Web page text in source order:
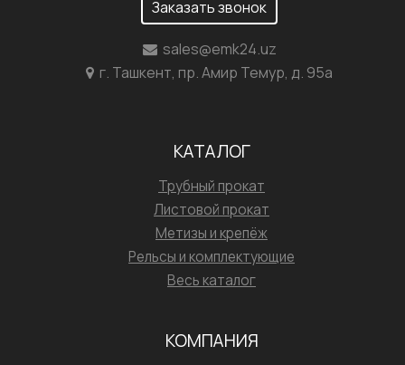
Заказать звонок
sales@emk24.uz
г. Ташкент, пр. Амир Темур, д. 95а
КАТАЛОГ
Трубный прокат
Листовой прокат
Метизы и крепёж
Рельсы и комплектующие
Весь каталог
КОМПАНИЯ